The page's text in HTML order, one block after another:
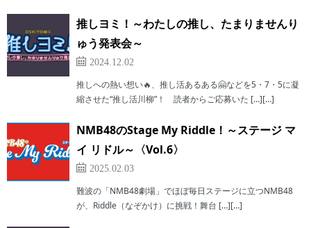
推しヨミ！～わたしの推し、たまりませんり
ゅう発表会～
2024.12.02
推しへの熱い想い🔥、推し活あるある🤗などを5・7・5に凝
縮させた“推し活川柳”！ 読者からご応募いた […][…]
NMB48のStage My Riddle！～ステージ マ
イ リドル～〈Vol.6〉
2025.02.03
難波の「NMB48劇場」でほぼ毎日ステージに立つNMB48
が、Riddle（なぞかけ）に挑戦！舞台 […][…]